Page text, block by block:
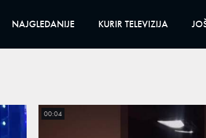
NAJGLEDANIJE KURIR TELEVIZIJA
00:04